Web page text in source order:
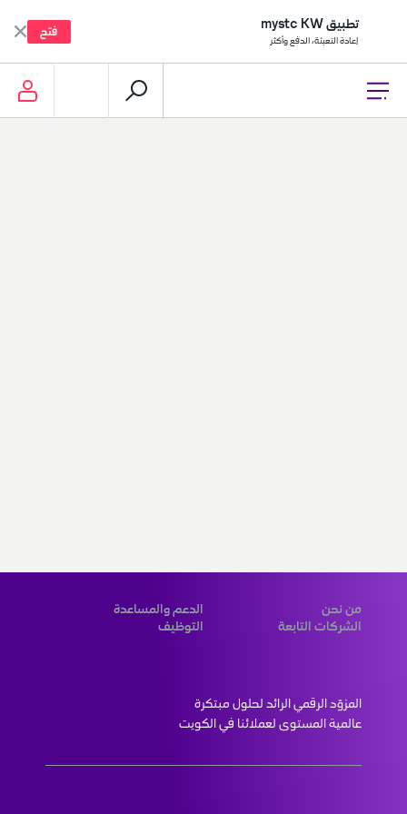
تطبيق mystc KW
إعادة التعبئة، الدفع وأكثر
فتح
من نحن
الدعم والمساعدة
الشركات التابعة
التوظيف
عالمية المستوى لعملائنا في الكويت